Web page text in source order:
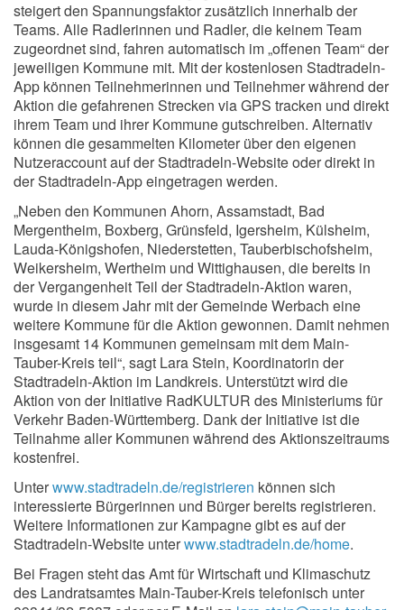
steigert den Spannungsfaktor zusätzlich innerhalb der
Teams. Alle Radlerinnen und Radler, die keinem Team
zugeordnet sind, fahren automatisch im „offenen Team“ der
jeweiligen Kommune mit. Mit der kostenlosen Stadtradeln-
App können Teilnehmerinnen und Teilnehmer während der
Aktion die gefahrenen Strecken via GPS tracken und direkt
ihrem Team und ihrer Kommune gutschreiben. Alternativ
können die gesammelten Kilometer über den eigenen
Nutzeraccount auf der Stadtradeln-Website oder direkt in
der Stadtradeln-App eingetragen werden.
„Neben den Kommunen Ahorn, Assamstadt, Bad
Mergentheim, Boxberg, Grünsfeld, Igersheim, Külsheim,
Lauda-Königshofen, Niederstetten, Tauberbischofsheim,
Weikersheim, Wertheim und Wittighausen, die bereits in
der Vergangenheit Teil der Stadtradeln-Aktion waren,
wurde in diesem Jahr mit der Gemeinde Werbach eine
weitere Kommune für die Aktion gewonnen. Damit nehmen
insgesamt 14 Kommunen gemeinsam mit dem Main-
Tauber-Kreis teil“, sagt Lara Stein, Koordinatorin der
Stadtradeln-Aktion im Landkreis. Unterstützt wird die
Aktion von der Initiative RadKULTUR des Ministeriums für
Verkehr Baden-Württemberg. Dank der Initiative ist die
Teilnahme aller Kommunen während des Aktionszeitraums
kostenfrei.
Unterwww.stadtradeln.de/registrieren können sich
interessierte Bürgerinnen und Bürger bereits registrieren.
Weitere Informationen zur Kampagne gibt es auf der
Stadtradeln-Website unterwww.stadtradeln.de/home.
Bei Fragen steht das Amt für Wirtschaft und Klimaschutz
des Landratsamtes Main-Tauber-Kreis telefonisch unter